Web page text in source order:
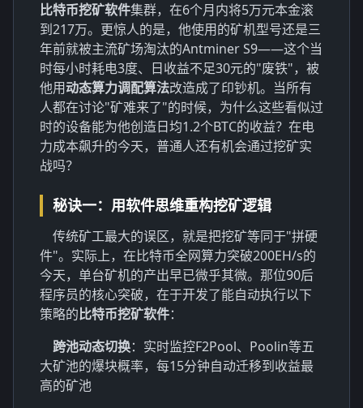
比特币挖矿软件集群，在6个月内将5万元本金滚
到217万。更惊人的是，他使用的矿机型号还是三
年前就被主流矿场淘汰的Antminer S9——这个当
时每小时耗电3度、日收益不足30元的"废铁"，被
他用动态算力调配算法改造成了印钞机。当所有
人都在讨论"矿难来了"的时候，为什么这些看似过
时的设备能为他创造日均1.2个BTC的收益？在电
力成本飙升的今天，普通人还有机会通过挖矿实
战吗？
秘诀一：用软件思维重构挖矿逻辑
传统矿工最大的误区，就是把挖矿等同于"拼硬
件"。实际上，在比特币全网算力突破200EH/s的
今天，单台矿机的产出早已微乎其微。那位90后
程序员的核心突破，在于开发了能自动执行以下
策略的比特币挖矿软件：
跨池动态切换：实时监控F2Pool、Poolin等五
大矿池的爆块概率，每15分钟自动迁移到收益最
高的矿池